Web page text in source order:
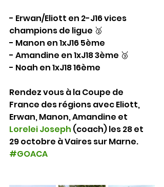
- Erwan/Eliott en 2-J16 vices
champions de ligue 🥈
- Manon en 1xJ16 5ème
- Amandine en 1xJ18 3ème 🥉
- Noah en 1xJ18 16ème
Rendez vous à la Coupe de
France des régions avec Eliott,
Erwan, Manon, Amandine et
Lorelei Joseph (coach) les 28 et
29 octobre à Vaires sur Marne.
#GOACA